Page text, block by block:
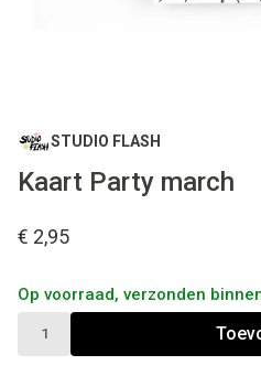
STUDIO FLASH
Kaart Party march
€ 2,95
Op voorraad, verzonden